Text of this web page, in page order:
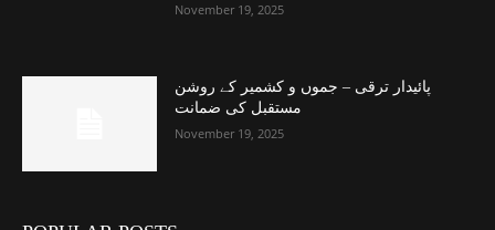
November 19, 2025
پائیدار ترقی – جموں و کشمیر کے روشن
مستقبل کی ضمانت
November 19, 2025